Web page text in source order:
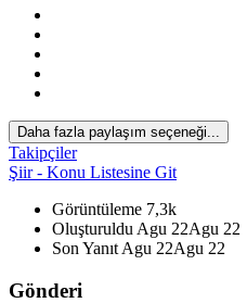
Daha fazla paylaşım seçeneği...
Takipçiler
Şiir - Konu Listesine Git
Görüntüleme 7,3k
Oluşturuldu Agu 22Agu 22
Son Yanıt Agu 22Agu 22
Gönderi